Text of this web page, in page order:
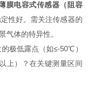
膜电容式传感器（阻容
性好。需关注传感器的
气体的特异性。
极低露点（如≤-50℃）
上）？在关键测量区间